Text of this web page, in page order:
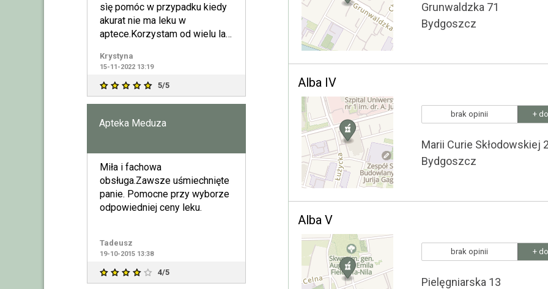
Grunwaldzka 71
Bydgoszcz
Alba IV
brak opinii +
Marii Curie Skłodowskiej
Bydgoszcz
Alba V
brak opinii +
Pielęgniarska 13
sìę pomóc w przypadku kiedy
akurat nie ma leku w
aptece.Korzystam od wielu lat
polecam.Pozdrawiam
Krystyna
15-11-2022 13:19
5/5
Apteka Meduza
Miła i fachowa
obsługa.Zawsze uśmiechnięte
panie. Pomocne przy wyborze
odpowiedniej ceny leku.
Tadeusz
19-10-2015 13:38
4/5